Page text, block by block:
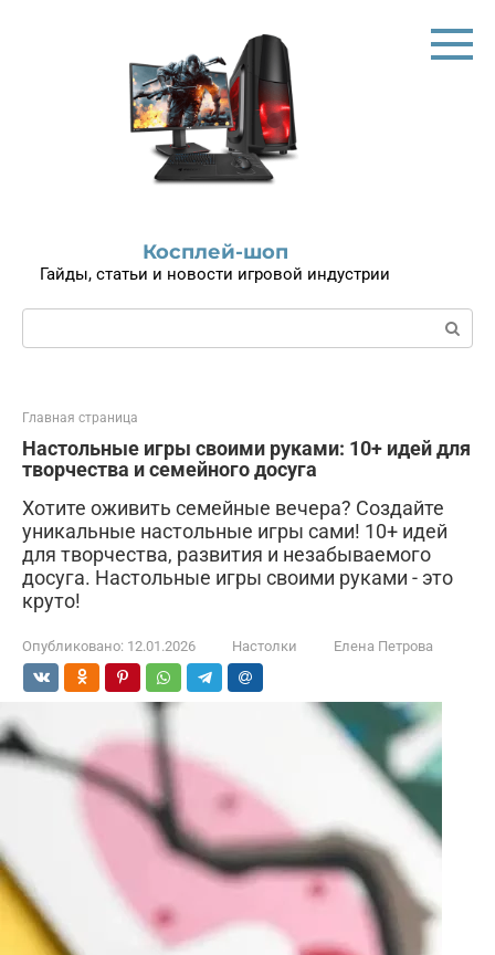
Косплей-шоп
Гайды, статьи и новости игровой индустрии
Поиск:
Главная страница
Настольные игры своими руками: 10+ идей для
творчества и семейного досуга
Хотите оживить семейные вечера? Создайте
уникальные настольные игры сами! 10+ идей
для творчества, развития и незабываемого
досуга. Настольные игры своими руками - это
круто!
Опубликовано: 12.01.2026 Настолки Елена Петрова